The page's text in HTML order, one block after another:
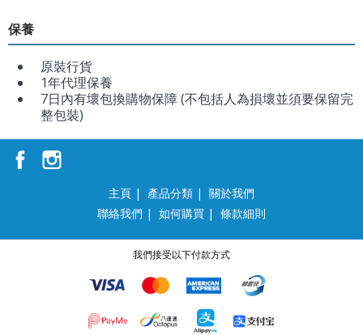
保養
原裝行貨
1年代理保養
7日內有壞包換購物保障 (不包括人為損壞並須要保留完
整包裝)
主頁 | 產品分類 | 關於我們
聯絡我們 | 如何購買 | 條款細則
我們接受以下付款方式